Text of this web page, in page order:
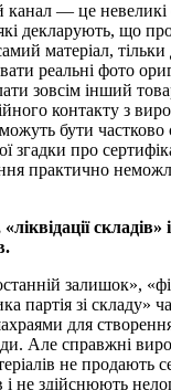
— це невеликі
декларують, що
матеріал,
реальні фото
зовсім інший
контакту з
бути частково
згадки про
практично
залишок»,
партія зі складу»
для
Але справжні
не продають
і не здійснюють